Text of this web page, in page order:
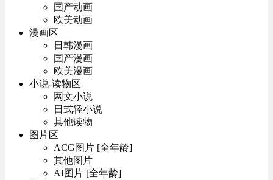
国产动画
欧美动画
漫画区
日韩漫画
国产漫画
欧美漫画
小说-读物区
网文小说
日式轻小说
其他读物
图片区
ACG图片 [全年龄]
其他图片
AI图片 [全年龄]